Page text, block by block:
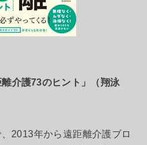
離介護73のヒント」（翔泳
2013年から遠距離介護ブロ